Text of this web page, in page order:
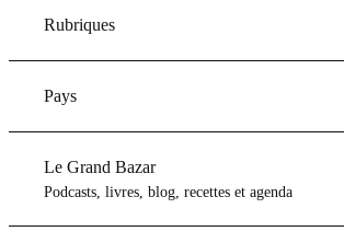
Rubriques
Pays
Le Grand Bazar
Podcasts, livres, blog, recettes et agenda